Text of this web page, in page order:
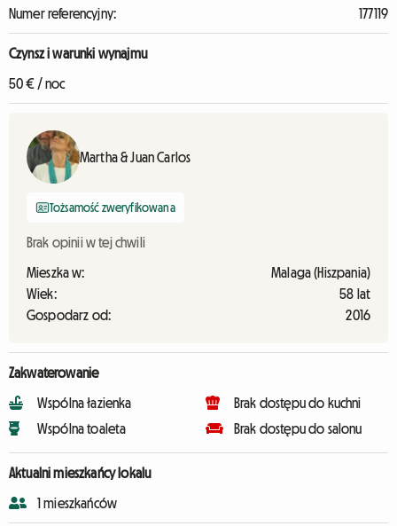
Numer referencyjny:
177119
Czynsz i warunki wynajmu
50 € / noc
Martha & Juan Carlos
Tożsamość zweryfikowana
Brak opinii w tej chwili
Mieszka w:
Malaga (Hiszpania)
Wiek:
58 lat
Gospodarz od:
2016
Zakwaterowanie
Wspólna łazienka
Wspólna toaleta
Brak dostępu do kuchni
Brak dostępu do salonu
Aktualni mieszkańcy lokalu
1 mieszkańców